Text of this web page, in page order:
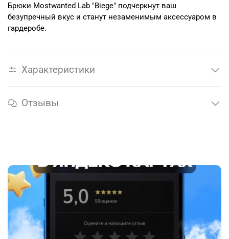
Брюки Mostwanted Lab "Biege" подчеркнут ваш
безупречный вкус и станут незаменимым аксессуаром в
гардеробе.
Характеристики
Отзывы